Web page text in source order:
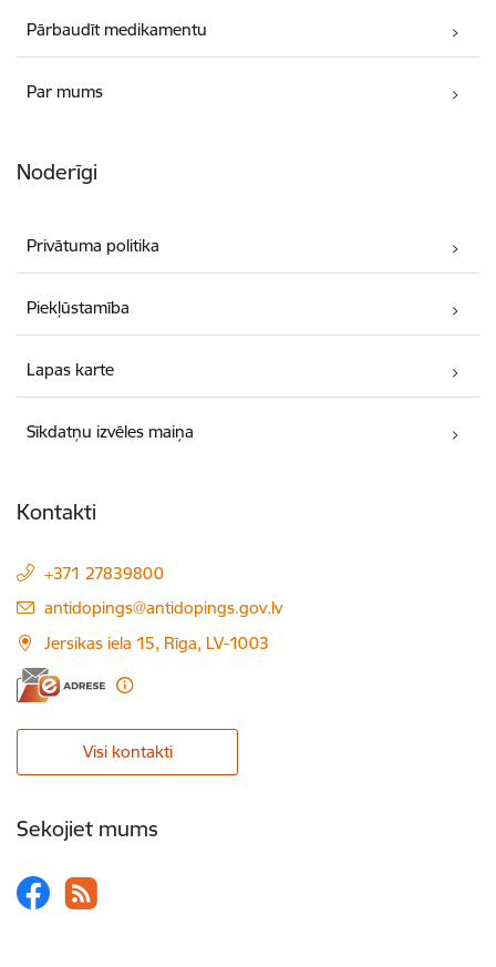
Pārbaudīt medikamentu
Par mums
Noderīgi
Privātuma politika
Piekļūstamība
Lapas karte
Sīkdatņu izvēles maiņa
Kontakti
+371 27839800
E-pasts:
antidopings@antidopings.gov.lv
Jersikas iela 15, Rīga, LV-1003
Visi kontakti
Sekojiet mums